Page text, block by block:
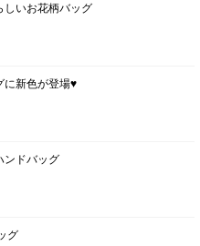
いお花柄バッグ
に新色が登場♥
ンドバッグ
グ